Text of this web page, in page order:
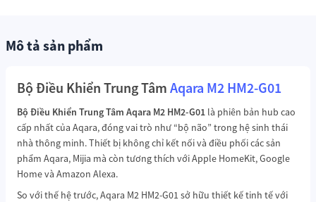
Mô tả sản phẩm
Bộ Điều Khiển Trung Tâm Aqara M2 HM2-G01
Bộ Điều Khiển Trung Tâm Aqara M2 HM2-G01 là phiên bản hub cao
cấp nhất của Aqara, đóng vai trò như “bộ não” trong hệ sinh thái
nhà thông minh. Thiết bị không chỉ kết nối và điều phối các sản
phẩm Aqara, Mijia mà còn tương thích với Apple HomeKit, Google
Home và Amazon Alexa.
So với thế hệ trước, Aqara M2 HM2-G01 sở hữu thiết kế tinh tế với